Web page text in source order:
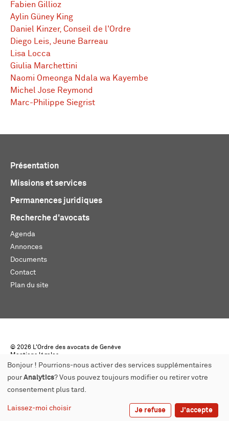
Fabien Gillioz
Aylin Güney King
Daniel Kinzer, Conseil de l'Ordre
Diego Leis, Jeune Barreau
Lisa Locca
Giulia Marchettini
Naomi Omeonga Ndala wa Kayembe
Michel Jose Reymond
Marc-Philippe Siegrist
Présentation
Missions et services
Permanences juridiques
Recherche d'avocats
Agenda
Annonces
Documents
Contact
Plan du site
© 2026 L'Ordre des avocats de Genève
Mentions légales
Créé par monoloco
Bonjour ! Pourrions-nous activer des services supplémentaires
pour Analytics? Vous pouvez toujours modifier ou retirer votre
consentement plus tard.
Laissez-moi choisir Je refuse J'accepte